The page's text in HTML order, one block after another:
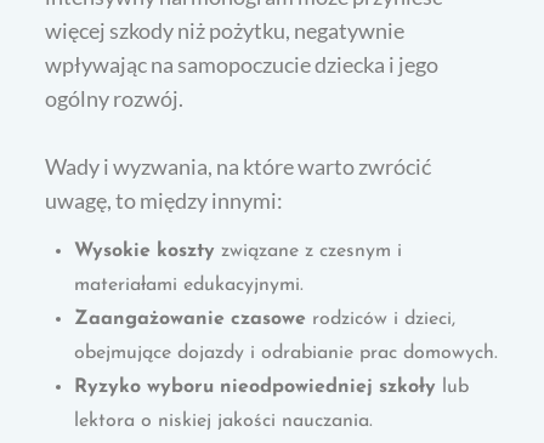
więcej szkody niż pożytku, negatywnie
wpływając na samopoczucie dziecka i jego
ogólny rozwój.
Wady i wyzwania, na które warto zwrócić
uwagę, to między innymi:
Wysokie koszty związane z czesnym i
materiałami edukacyjnymi.
Zaangażowanie czasowe rodziców i dzieci,
obejmujące dojazdy i odrabianie prac domowych.
Ryzyko wyboru nieodpowiedniej szkoły lub
lektora o niskiej jakości nauczania.